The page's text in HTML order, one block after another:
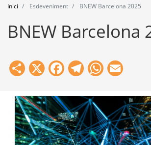
Eines
Inici Esdeveniment BNEW Barcelona 2025
BNEW Barcelona
Share
X Facebook
Telegram